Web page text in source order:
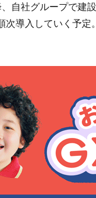
自社グループで建
次導入していく予定。